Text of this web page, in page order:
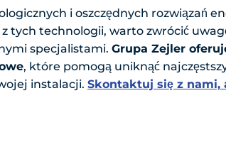
i oszczędnych rozwiązań
z tych technologii, warto zwrócić
specjalistami. Grupa Zejler
, które pomogą uniknąć
instalacji. Skontaktuj się z nami,